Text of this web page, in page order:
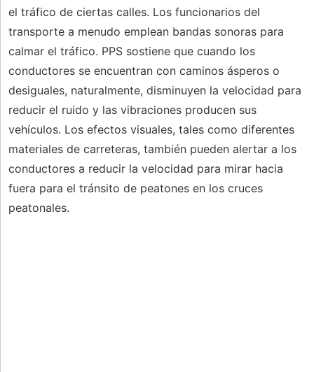
el tráfico de ciertas calles. Los funcionarios del
transporte a menudo emplean bandas sonoras para
calmar el tráfico. PPS sostiene que cuando los
conductores se encuentran con caminos ásperos o
desiguales, naturalmente, disminuyen la velocidad para
reducir el ruido y las vibraciones producen sus
vehículos. Los efectos visuales, tales como diferentes
materiales de carreteras, también pueden alertar a los
conductores a reducir la velocidad para mirar hacia
fuera para el tránsito de peatones en los cruces
peatonales.